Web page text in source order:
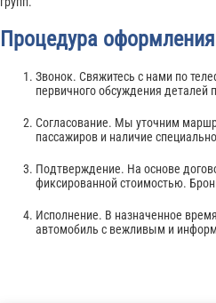
Процедура
Звонок. Свяжитесь с нами по
первичного обсуждения деталей
Согласование. Мы уточним
пассажиров и наличие
Подтверждение. На основе
фиксированной стоимостью.
Исполнение. В назначенное
автомобиль с вежливым и